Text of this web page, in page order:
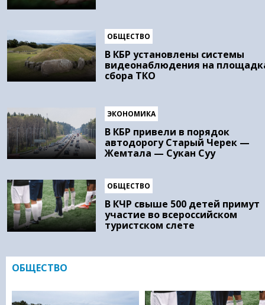
ОБЩЕСТВО
В КБР установлены системы
видеонаблюдения на
сбора ТКО
ЭКОНОМИКА
В КБР привели в порядок
автодорогу Старый Черек —
Жемтала — Сукан Суу
ОБЩЕСТВО
В КЧР свыше 500 детей примут
участие во всероссийском
туристском слете
ОБЩЕСТВО